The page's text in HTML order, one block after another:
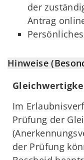
der
Antrag
Hinweise
Im
Prüfung der
der Prüfung